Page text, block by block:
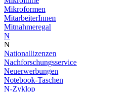
Mikroformen
MitarbeiterInnen
Mitnahmeregal
N
N
Nationallizenzen
Nachforschungsservice
Neuerwerbungen
Notebook-Taschen
N-Zyklop